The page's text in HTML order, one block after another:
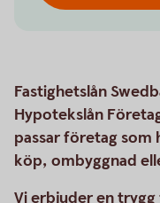
Fastighetslån
Hypotekslån
passar företag som
köp, ombyggnad
Vi erbjuder en